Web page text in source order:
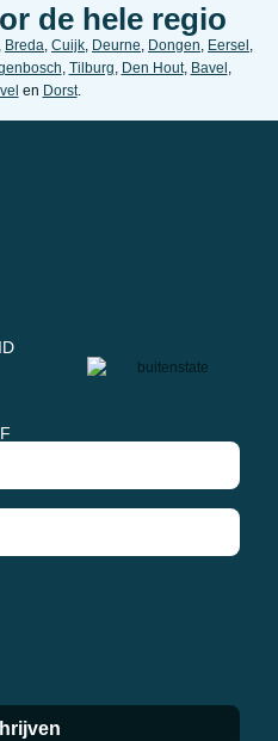
de hele regio
, Breda, Cuijk, Deurne, Dongen, Eersel ,
, Tilburg, Den Hout, Bavel ,
en Dorst.